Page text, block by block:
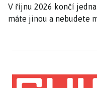
V říjnu 2026 končí
máte jinou a nebudete